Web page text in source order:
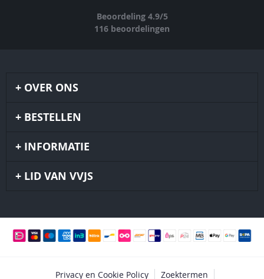
Beoordeling 4.9/5
116 beoordelingen
OVER ONS
BESTELLEN
INFORMATIE
LID VAN VVJS
Privacy en Cookie Policy Zoektermen